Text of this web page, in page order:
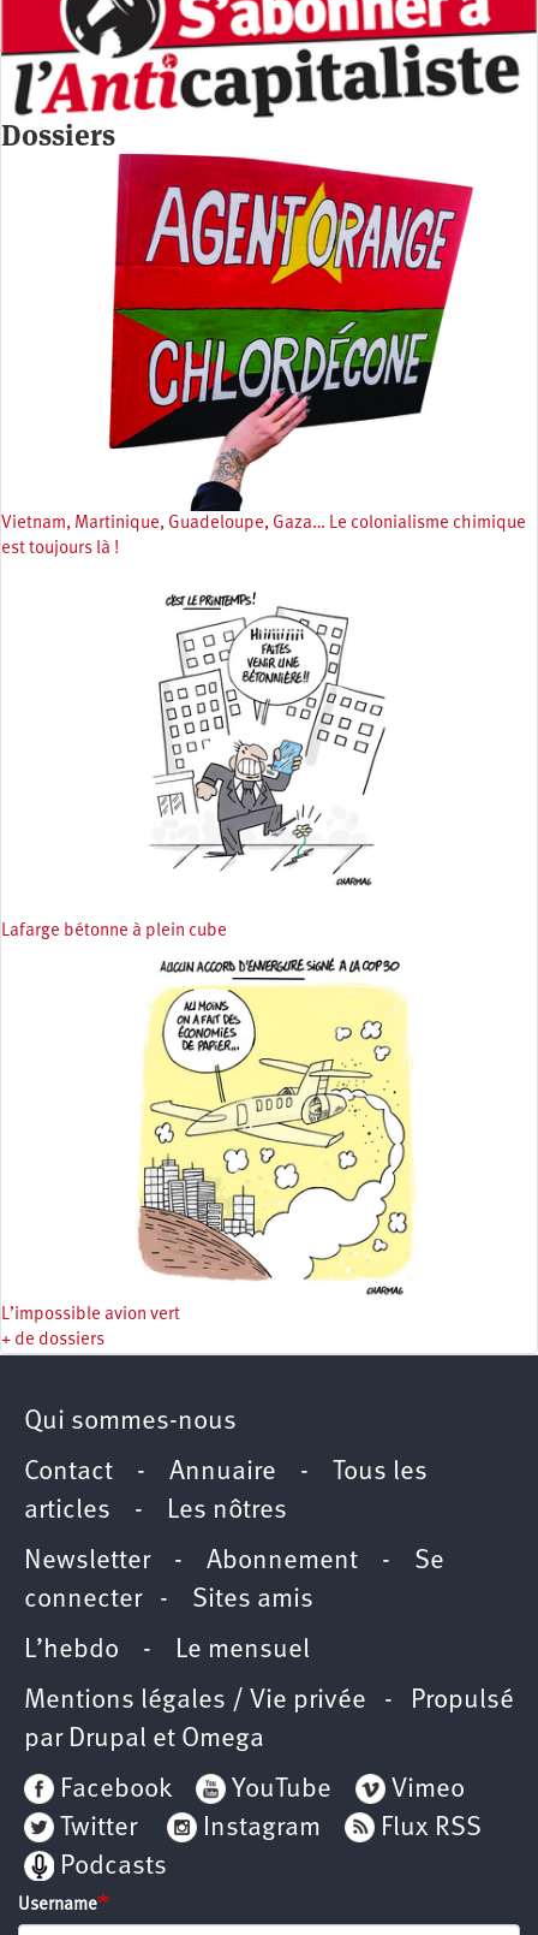
Dossiers
Vietnam, Martinique, Guadeloupe, Gaza… Le colonialisme chimique
est toujours là !
Lafarge bétonne à plein cube
L’impossible avion vert
+ de dossiers
Qui sommes-nous
Contact - Annuaire -
Tous les
articles - Les nôtres
Newsletter- Abonnement - Se
connecter- Sites amis
L’hebdo - Le mensuel
Mentions légales / Vie privée - Propulsé
par Drupal et Omega
Facebook
YouTube
Vimeo
Twitter
Instagram
Flux RSS
Podcasts
Username